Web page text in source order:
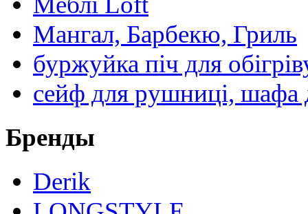
Мангал, Барбекю, Гриль
буржуйка піч для
сейф для рушниці, шафа
Бренды
Derik